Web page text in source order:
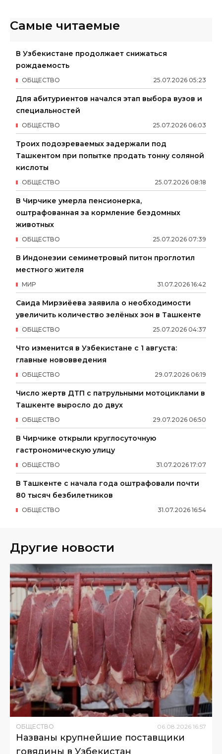
Самые читаемые
В Узбекистане продолжает снижаться
рождаемость
25.07.2026 05:23
ОБЩЕСТВО
Для абитуриентов начался этап выбора вузов и
специальностей
25.07.2026 06:03
ОБЩЕСТВО
Троих подозреваемых задержали под
Ташкентом при попытке продать тонну соляной
кислоты
25.07.2026 08:18
ОБЩЕСТВО
В Чирчике умерла пенсионерка,
оштрафованная за кормление бездомных
животных
25.07.2026 07:39
ОБЩЕСТВО
В Индонезии семиметровый питон проглотил
местного жителя
31.07.2026 16:42
МИР
Саида Мирзиёева заявила о необходимости
увеличить количество зелёных зон в Ташкенте
25.07.2026 04:37
ОБЩЕСТВО
Что изменится в Узбекистане с 1 августа:
главные нововведения
29.07.2026 06:19
ОБЩЕСТВО
Число жертв ДТП с патрульными мотоциклами в
Ташкенте выросло до двух
29.07.2026 06:50
ОБЩЕСТВО
В Чирчике открыли круглосуточную
гастрономическую улицу
31.07.2026 17:07
ОБЩЕСТВО
В Ташкенте с начала года оштрафовали почти
80 тысяч безбилетников
31.07.2026 16:54
ОБЩЕСТВО
Другие новости
ОБЩЕСТВО 06.08.2026 16:57
Названы крупнейшие поставщики
говядины в Узбекистан